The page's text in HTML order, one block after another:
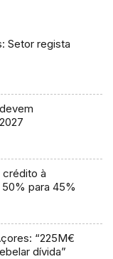
Setor regista
à
para 45%
“225M€
dívida”